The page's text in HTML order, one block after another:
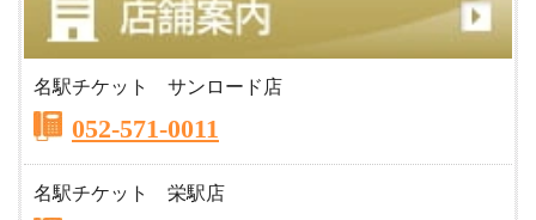
名駅チケット サンロード店
052-571-0011
名駅チケット 栄駅店